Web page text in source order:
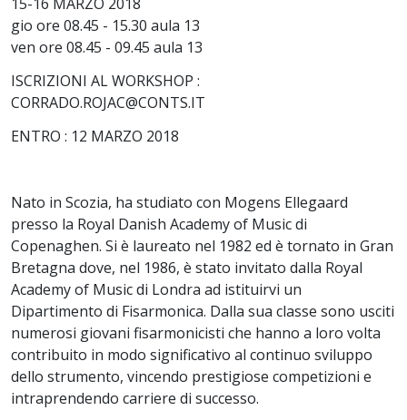
gio ore 08.45 - 15.30 aula 13
ven ore 08.45 - 09.45 aula 13
ISCRIZIONI AL WORKSHOP :
CORRADO.ROJAC@CONTS.IT
ENTRO : 12 MARZO 2018
Nato in Scozia, ha studiato con Mogens Ellegaard
presso la Royal Danish Academy of Music di
Copenaghen. Si è laureato nel 1982 ed è tornato in Gran
Bretagna dove, nel 1986, è stato invitato dalla Royal
Academy of Music di Londra ad istituirvi un
Dipartimento di Fisarmonica. Dalla sua classe sono usciti
numerosi giovani fisarmonicisti che hanno a loro volta
contribuito in modo significativo al continuo sviluppo
dello strumento, vincendo prestigiose competizioni e
intraprendendo carriere di successo.